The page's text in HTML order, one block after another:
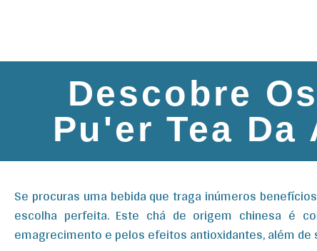
Descobre
Pu'er Tea Da
Se procuras uma bebida que traga inúmeros
escolha perfeita. Este chá de origem chinesa é
emagrecimento e pelos efeitos antioxidantes, além de